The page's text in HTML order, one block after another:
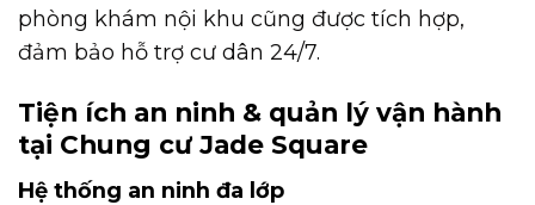
phòng khám nội khu cũng được tích hợp,
đảm bảo hỗ trợ cư dân 24/7.
Tiện ích an ninh & quản lý vận hành
tại Chung cư Jade Square
Hệ thống an ninh đa lớp